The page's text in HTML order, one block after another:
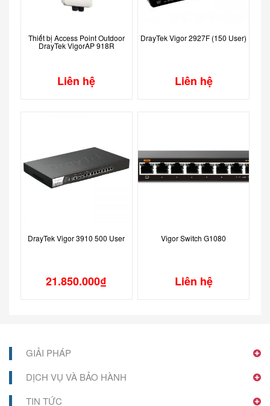
Thiết bị Access Point Outdoor
DrayTek VigorAP 918R
Liên hệ
DrayTek Vigor 2927F (150 User)
Liên hệ
DrayTek Vigor 3910 500 User
21.850.000₫
Vigor Switch G1080
Liên hệ
GIẢI PHÁP
DỊCH VỤ VÀ BẢO HÀNH
TIN TỨC